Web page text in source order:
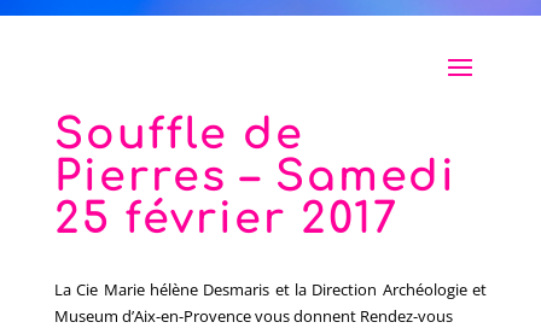
Souffle de
Pierres – Samedi
25 février 2017
La Cie Marie hélène Desmaris et la Direction Archéologie et
Museum d’Aix-en-Provence vous donnent Rendez-vous